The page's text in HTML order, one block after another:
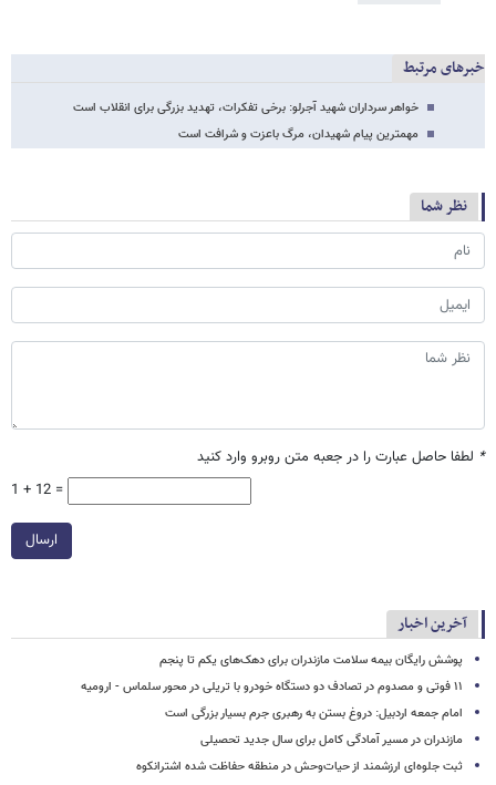
خبرهای مرتبط
خواهر سرداران شهید آجرلو: برخی تفکرات، تهدید بزرگی برای انقلاب است
مهمترین پیام شهیدان، مرگ باعزت و شرافت است
نظر شما
* لطفا حاصل عبارت را در جعبه متن روبرو وارد کنید
1 + 12 =
ارسال
آخرین اخبار
پوشش رایگان بیمه سلامت مازندران برای دهک‌های یکم تا پنجم
۱۱ فوتی و مصدوم در تصادف دو دستگاه خودرو با تریلی در محور سلماس - ارومیه
امام جمعه اردبیل: دروغ بستن به رهبری جرم بسیار بزرگی است
مازندران در مسیر آمادگی کامل برای سال جدید تحصیلی
ثبت جلوه‌ای ارزشمند از حیات‌وحش در منطقه حفاظت شده اشترانکوه